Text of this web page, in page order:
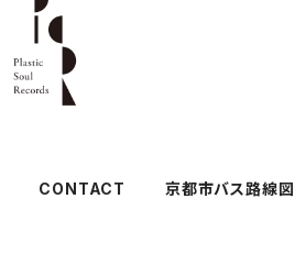
CONTACT 京都市バス路線図